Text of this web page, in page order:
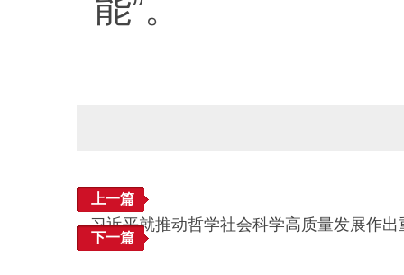
能”。
上一篇
习近平就推动哲学社会科学高质量发展作
下一篇